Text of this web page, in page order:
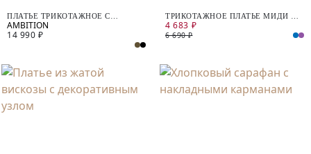
ПЛАТЬЕ ТРИКОТАЖНОЕ С
ВЫРЕЗОМ НА СПИНЕ
14 990 ₽
ТРИКОТАЖНОЕ ПЛАТЬЕ МИДИ ИЗ
ХЛОПКА
4 683 ₽
6 690 ₽